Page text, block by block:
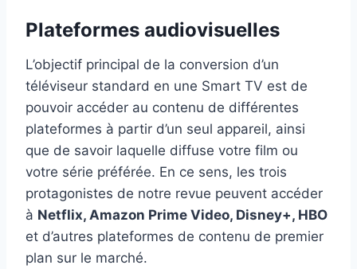
Plateformes audiovisuelles
L’objectif principal de la conversion d’un
téléviseur standard en une Smart TV est de
pouvoir accéder au contenu de différentes
plateformes à partir d’un seul appareil, ainsi
que de savoir laquelle diffuse votre film ou
votre série préférée. En ce sens, les trois
protagonistes de notre revue peuvent accéder
à Netflix, Amazon Prime Video, Disney+, HBO
et d’autres plateformes de contenu de premier
plan sur le marché.